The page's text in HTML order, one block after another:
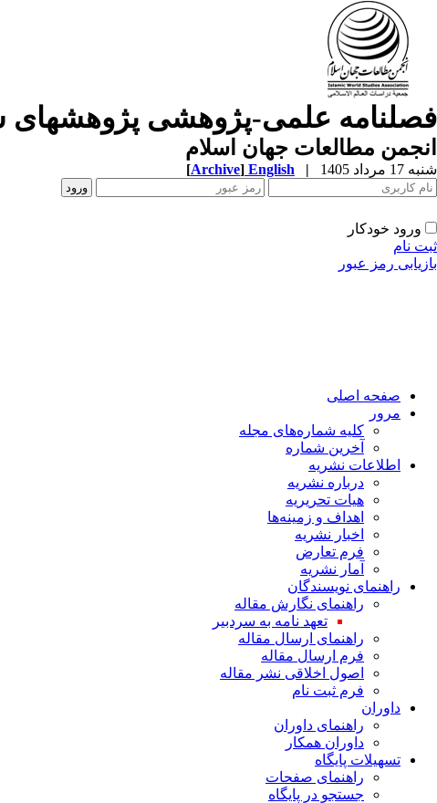
فصلنامه علمی-پژوهشی پژوهشهای
انجمن مطالعات جهان اسلام
شنبه 17 مرداد 1405 |
English
[Archive]
ورود خودکار
ثبت نام
بازیابی رمز عبور
صفحه اصلی
مرور
کلیه شماره‌های مجله
آخرین شماره
اطلاعات نشریه
درباره نشریه
هیات تحریریه
اهداف و زمینه‌ها
اخبار نشریه
فرم تعارض
آمار نشریه
راهنمای نویسندگان
راهنمای نگارش مقاله
تعهد نامه به سردبیر
راهنمای ارسال مقاله
فرم ارسال مقاله
اصول اخلاقی نشر مقاله
فرم ثبت نام
داوران
راهنمای داوران
داوران همکار
تسهیلات پایگاه
راهنمای صفحات
جستجو در پایگاه